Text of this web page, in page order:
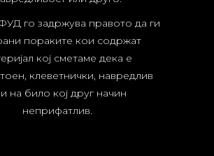
го задржува правото да ги
пораките кои содржат
кој сметаме дека е
клеветнички, навредлив
на било кој друг начин
неприфатлив.